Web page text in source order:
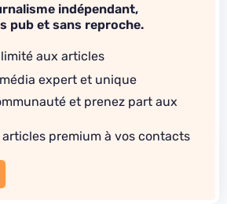
indépendant,
pub et sans reproche.
aux articles
expert et unique
et prenez part aux
articles premium à vos contacts